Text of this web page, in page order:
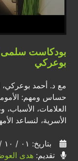
بودكاست سلمى:
بوعركي
مع د. أحمد
حساس ومهم: الأمومة
العلامات،
الأسرية، لنساعد
بتاريخ: ٠١ / ١٠ / ٢٠٢٤
تقديم: هدى